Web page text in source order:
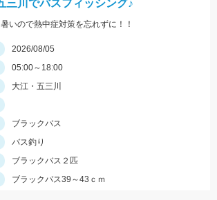
三川でバスフィッシング♪
いので熱中症対策を忘れずに！！
2026/08/05
05:00～18:00
大江・五三川
ブラックバス
バス釣り
ブラックバス２匹
ブラックバス39～43ｃｍ